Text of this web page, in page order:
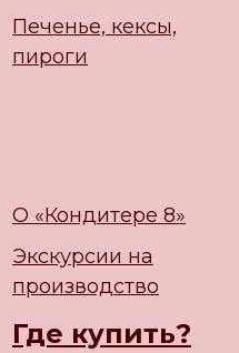
Печенье, кексы,
пироги
О «Кондитере 8»
Экскурсии на
производство
Где купить?